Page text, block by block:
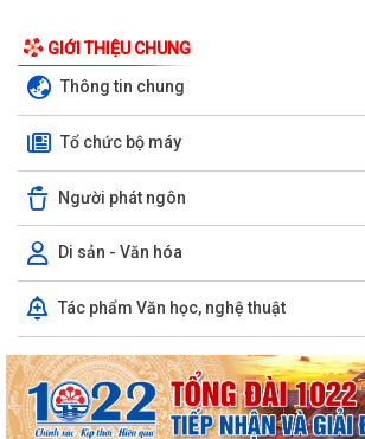
GIỚI THIỆU CHUNG
Thông tin chung
Tổ chức bộ máy
Người phát ngôn
Di sản - Văn hóa
Tác phẩm Văn học, nghệ thuật